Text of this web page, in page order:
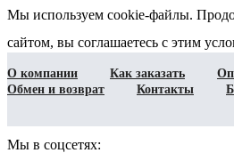
Мы используем cookie-файлы.
сайтом, вы соглашаетесь с этим
О компании Как заказать
Обмен и возврат
Контакты
Мы в соцсетях: